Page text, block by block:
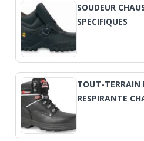
SOUDEUR
SPECIFIQUES
TOUT-TERRAIN
RESPIRANTE